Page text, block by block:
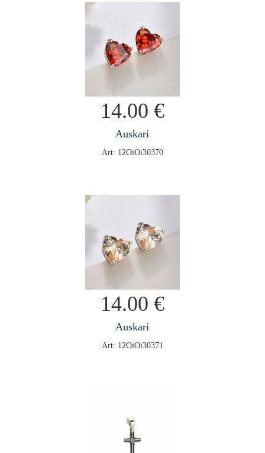
14.00 €
Auskari
Art: 12OiOi30370
14.00 €
Auskari
Art: 12OiOi30371